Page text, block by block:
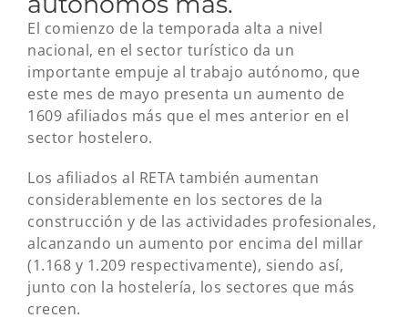
El comienzo de la temporada alta a nivel
nacional, en el sector turístico da un
importante empuje al trabajo autónomo, que
este mes de mayo presenta un aumento de
1609 afiliados más que el mes anterior en el
sector hostelero.
Los afiliados al RETA también aumentan
considerablemente en los sectores de la
construcción y de las actividades profesionales,
alcanzando un aumento por encima del millar
(1.168 y 1.209 respectivamente), siendo así,
junto con la hostelería, los sectores que más
crecen.